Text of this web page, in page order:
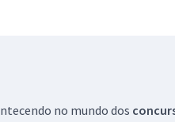
no mundo dos